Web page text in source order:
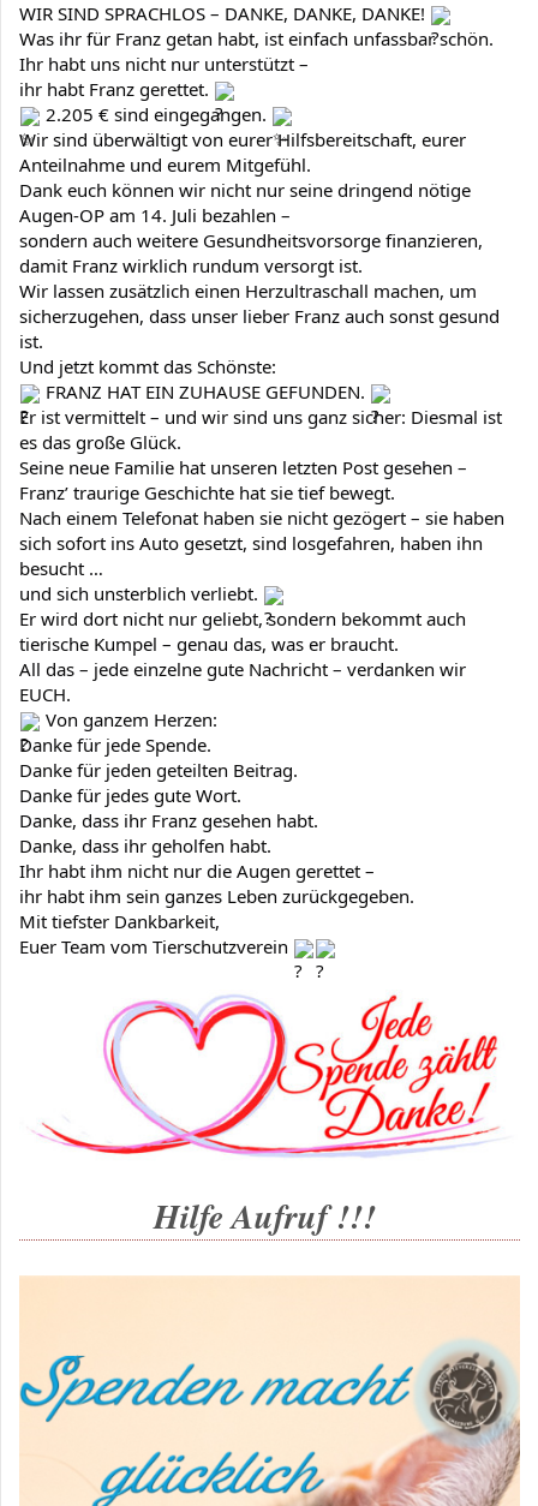
WIR SIND SPRACHLOS – DANKE, DANKE, DANKE!
Was ihr für Franz getan habt, ist einfach unfassbar schön.
Ihr habt uns nicht nur unterstützt –
ihr habt Franz gerettet.
2.205 € sind eingegangen.
Wir sind überwältigt von eurer Hilfsbereitschaft, eurer
Anteilnahme und eurem Mitgefühl.
Dank euch können wir nicht nur seine dringend nötige
Augen-OP am 14. Juli bezahlen –
sondern auch weitere Gesundheitsvorsorge finanzieren,
damit Franz wirklich rundum versorgt ist.
Wir lassen zusätzlich einen Herzultraschall machen, um
sicherzugehen, dass unser lieber Franz auch sonst gesund
ist.
Und jetzt kommt das Schönste:
FRANZ HAT EIN ZUHAUSE GEFUNDEN.
Er ist vermittelt – und wir sind uns ganz sicher: Diesmal ist
es das große Glück.
Seine neue Familie hat unseren letzten Post gesehen –
Franz’ traurige Geschichte hat sie tief bewegt.
Nach einem Telefonat haben sie nicht gezögert – sie haben
sich sofort ins Auto gesetzt, sind losgefahren, haben ihn
besucht …
und sich unsterblich verliebt.
Er wird dort nicht nur geliebt, sondern bekommt auch
tierische Kumpel – genau das, was er braucht.
All das – jede einzelne gute Nachricht – verdanken wir
EUCH.
Von ganzem Herzen:
Danke für jede Spende.
Danke für jeden geteilten Beitrag.
Danke für jedes gute Wort.
Danke, dass ihr Franz gesehen habt.
Danke, dass ihr geholfen habt.
Ihr habt ihm nicht nur die Augen gerettet –
ihr habt ihm sein ganzes Leben zurückgegeben.
Mit tiefster Dankbarkeit,
Euer Team vom Tierschutzverein
Hilfe Aufruf !!!